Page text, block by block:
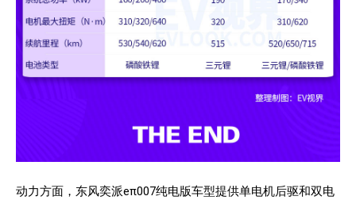
动力方面，东风奕派eπ007纯电版车型提供单电机后驱和双电